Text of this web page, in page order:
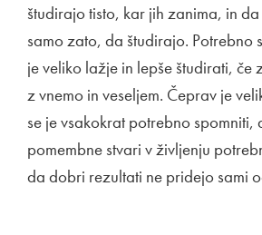
študirajo tisto, kar jih zanima, in
samo zato, da študirajo. Potrebno
je veliko lažje in lepše študirati, če
z vnemo in veseljem. Čeprav je
se je vsakokrat potrebno spomniti,
pomembne stvari v življenju
da dobri rezultati ne pridejo sami